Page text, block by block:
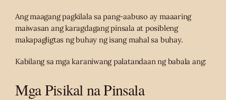
Ang maagang pagkilala sa pang-aabuso ay maaaring
maiwasan ang karagdagang pinsala at posibleng
makapagligtas ng buhay ng isang mahal sa buhay.
Kabilang sa mga karaniwang palatandaan ng babala ang:
Mga Pisikal na Pinsala